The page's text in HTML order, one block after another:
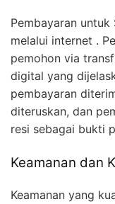
Pembayaran untuk
melalui internet .
pemohon via
digital yang
pembayaran
diteruskan, dan
resi sebagai bukti
Keamanan dan
Keamanan yang